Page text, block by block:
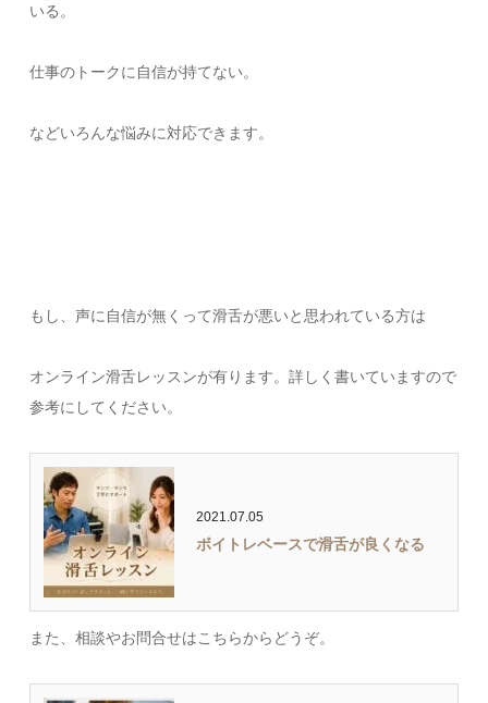
いる。
仕事のトークに自信が持てない。
などいろんな悩みに対応できます。
もし、声に自信が無くって滑舌が悪いと思われている方は
オンライン滑舌レッスンが有ります。詳しく書いていますので
参考にしてください。
2021.07.05
ボイトレベースで滑舌が良くなる
また、相談やお問合せはこちらからどうぞ。